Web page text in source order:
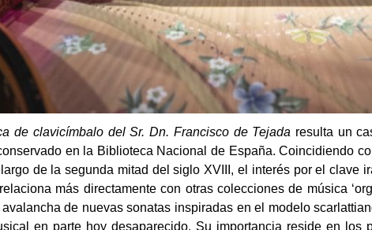
de clavicímbalo del Sr. Dn. Francisco de Tejada resulta un
en la Biblioteca Nacional de España. Coincidiendo
de la segunda mitad del siglo XVIII, el interés por el clave
más directamente con otras colecciones de música
de nuevas sonatas inspiradas en el modelo
en parte hoy desaparecido. Su importancia reside en